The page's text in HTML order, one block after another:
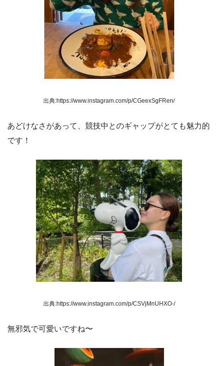
出典:https://www.instagram.com/p/CGeexSgFRen/
あどけなさがあって、競技中とのギャップがとても魅力的
です！
出典:https://www.instagram.com/p/CSVjMnUHXO-/
無邪気で可愛いですね〜